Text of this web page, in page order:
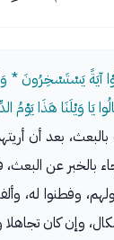
يَسْتَسْخِرُونَ *
وَيْلَنَا هَذَا يَوْمُ
بعد أن
بالخبر عن البعث،
وفطنوا له،
وإن كان